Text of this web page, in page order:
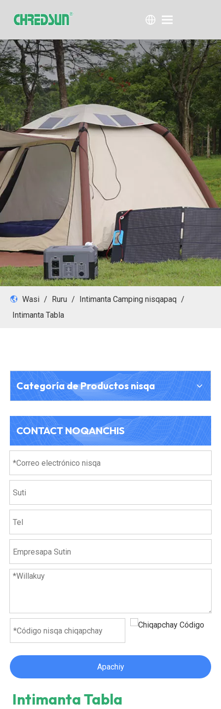
Wasi / Ruru / Intimanta Camping nisqapaq /
Intimanta Tabla
Categoría de Productos nisqa
CONTACT NOQANCHIS
Apachiy
Intimanta Tabla